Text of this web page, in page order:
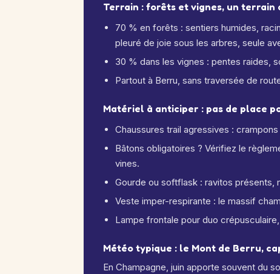
Terrain : forêts et vignes, un terrain
70 % en forêts : sentiers humides,
pleuré de joie sous les arbres, seule
30 % dans les vignes : pentes raides,
Partout à Berru, sans traversée de
Matériel à anticiper : pas de place
Chaussures trail agressives :
Bâtons obligatoires ? Vérifiez le
vines.
Gourde ou softflask : ravitos
Veste imper-respirante : le massif
Lampe frontale pour duo
Météo typique : le Mont de Berru,
En Champagne, juin apporte souvent du